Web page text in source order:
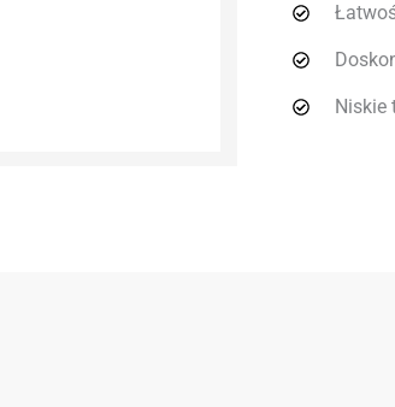
Niskie